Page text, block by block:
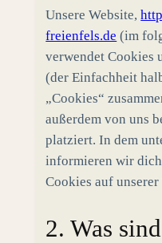
Unsere Website,
freienfels.de (im
verwendet Cookies
(der Einfachheit
„Cookies“
außerdem von uns
platziert. In dem
informieren wir
Cookies auf unserer
2. Was